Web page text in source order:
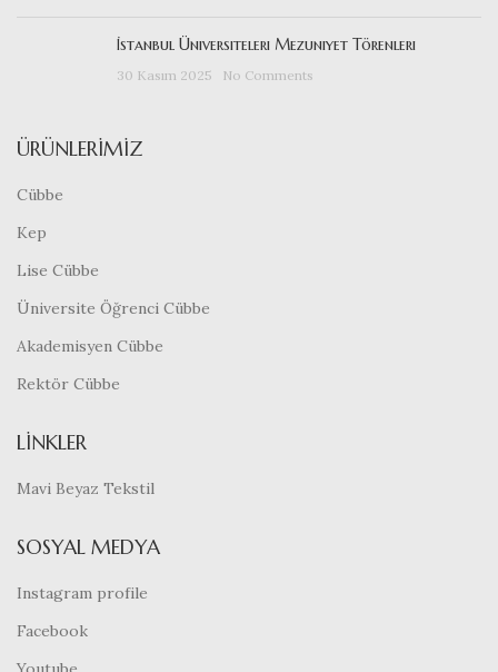
İstanbul Üniversiteleri Mezuniyet Törenleri
30 Kasım 2025 No Comments
ÜRÜNLERIMIZ
Cübbe
Kep
Lise Cübbe
Üniversite Öğrenci Cübbe
Akademisyen Cübbe
Rektör Cübbe
LINKLER
Mavi Beyaz Tekstil
SOSYAL MEDYA
Instagram profile
Facebook